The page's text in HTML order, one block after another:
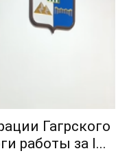
Гагрского
работы за I...